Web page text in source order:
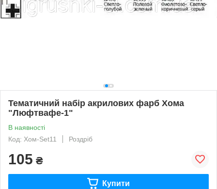
Тематичний набір акрилових фарб Хома
"Люфтвафе-1"
В наявності
Код: Хом-Set11
Роздріб
105 ₴
Купити